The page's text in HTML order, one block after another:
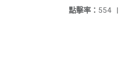
點擊率： 554 |